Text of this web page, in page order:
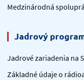
Medzinárodná
Jadrový
Jadrové zariadenia na
Základné údaje o